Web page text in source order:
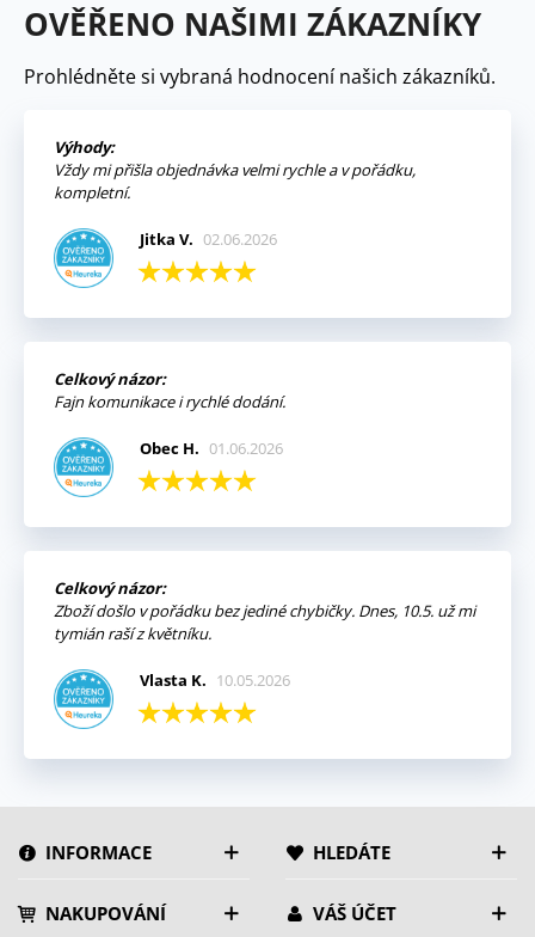
OVĚŘENO NAŠIMI ZÁKAZNÍKY
Prohlédněte si vybraná hodnocení našich zákazníků.
Výhody:
Vždy mi přišla objednávka velmi rychle a v pořádku,
kompletní.
Jitka V. 02.06.2026
Celkový názor:
Fajn komunikace i rychlé dodání.
Obec H. 01.06.2026
Celkový názor:
Zboží došlo v pořádku bez jediné chybičky. Dnes, 10.5. už mi
tymián raší z květníku.
Vlasta K. 10.05.2026
INFORMACE HLEDÁTE
NAKUPOVÁNÍ VÁŠ ÚČET